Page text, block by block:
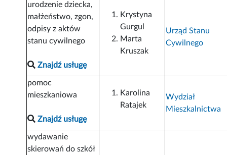
urodzenie dziecka,
małżeństwo, zgon,
odpisy z aktów
stanu cywilnego
Znajdź usługę
Krystyna
Gurgul
Marta
Kruszak
Urząd Stanu
Cywilnego
pomoc
mieszkaniowa
Znajdź usługę
Karolina
Ratajek
Wydział
Mieszkalnictwa
wydawanie
skierowań do szkół